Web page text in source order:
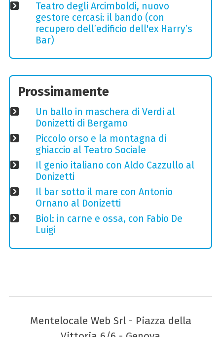
Teatro degli Arcimboldi, nuovo
gestore cercasi: il bando (con
recupero dell’edificio dell'ex Harry’s
Bar)
Prossimamente
Un ballo in maschera di Verdi al
Donizetti di Bergamo
Piccolo orso e la montagna di
ghiaccio al Teatro Sociale
Il genio italiano con Aldo Cazzullo al
Donizetti
Il bar sotto il mare con Antonio
Ornano al Donizetti
Biol: in carne e ossa, con Fabio De
Luigi
Mentelocale Web Srl - Piazza della